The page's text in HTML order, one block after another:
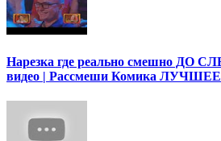
Нарезка где реально смешно ДО
видео | Рассмеши Комика ЛУЧШЕЕ